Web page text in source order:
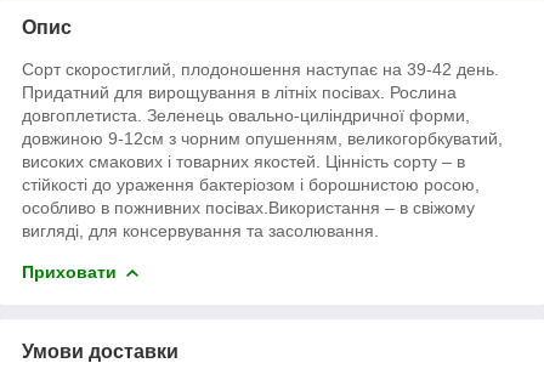
Опис
Сорт скоростиглий, плодоношення наступає на 39-42 день.
Придатний для вирощування в літніх посівах. Рослина
довгоплетиста. Зеленець овально-циліндричної форми,
довжиною 9-12см з чорним опушенням, великогорбкуватий,
високих смакових і товарних якостей. Цінність сорту – в
стійкості до ураження бактеріозом і борошнистою росою,
особливо в пожнивних посівах.Використання – в свіжому
вигляді, для консервування та засолювання.
Приховати
Умови доставки